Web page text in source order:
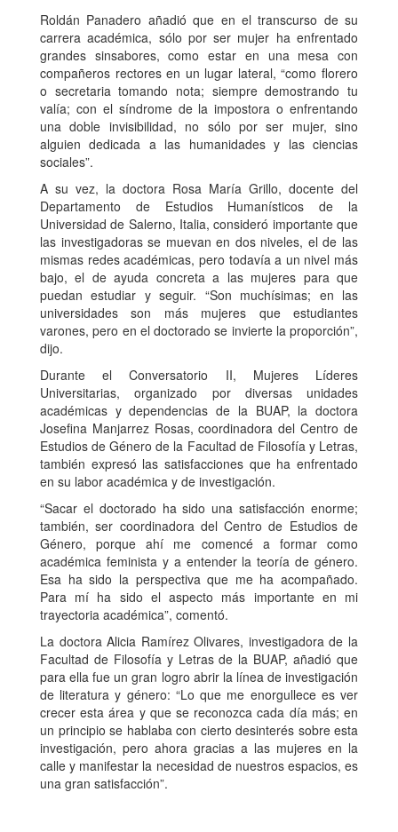
Roldán Panadero añadió que en el transcurso de su
carrera académica, sólo por ser mujer ha enfrentado
grandes sinsabores, como estar en una mesa con
compañeros rectores en un lugar lateral, “como florero
o secretaria tomando nota; siempre demostrando tu
valía; con el síndrome de la impostora o enfrentando
una doble invisibilidad, no sólo por ser mujer, sino
alguien dedicada a las humanidades y las ciencias
sociales”.
A su vez, la doctora Rosa María Grillo, docente del
Departamento de Estudios Humanísticos de la
Universidad de Salerno, Italia, consideró importante que
las investigadoras se muevan en dos niveles, el de las
mismas redes académicas, pero todavía a un nivel más
bajo, el de ayuda concreta a las mujeres para que
puedan estudiar y seguir. “Son muchísimas; en las
universidades son más mujeres que estudiantes
varones, pero en el doctorado se invierte la proporción”,
dijo.
Durante el Conversatorio II, Mujeres Líderes
Universitarias, organizado por diversas unidades
académicas y dependencias de la BUAP, la doctora
Josefina Manjarrez Rosas, coordinadora del Centro de
Estudios de Género de la Facultad de Filosofía y Letras,
también expresó las satisfacciones que ha enfrentado
en su labor académica y de investigación.
“Sacar el doctorado ha sido una satisfacción enorme;
también, ser coordinadora del Centro de Estudios de
Género, porque ahí me comencé a formar como
académica feminista y a entender la teoría de género.
Esa ha sido la perspectiva que me ha acompañado.
Para mí ha sido el aspecto más importante en mi
trayectoria académica”, comentó.
La doctora Alicia Ramírez Olivares, investigadora de la
Facultad de Filosofía y Letras de la BUAP, añadió que
para ella fue un gran logro abrir la línea de investigación
de literatura y género: “Lo que me enorgullece es ver
crecer esta área y que se reconozca cada día más; en
un principio se hablaba con cierto desinterés sobre esta
investigación, pero ahora gracias a las mujeres en la
calle y manifestar la necesidad de nuestros espacios, es
una gran satisfacción”.